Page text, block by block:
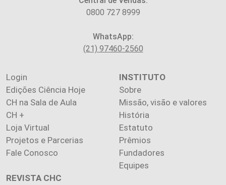
0800 727 8999
WhatsApp:
(21) 97460-2560
Login
Edições Ciência Hoje
CH na Sala de Aula
CH +
Loja Virtual
Projetos e Parcerias
Fale Conosco
INSTITUTO
Sobre
Missão, visão e valores
História
Estatuto
Prêmios
Fundadores
Equipes
REVISTA CHC